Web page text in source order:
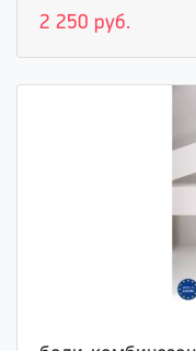
2 250 руб.